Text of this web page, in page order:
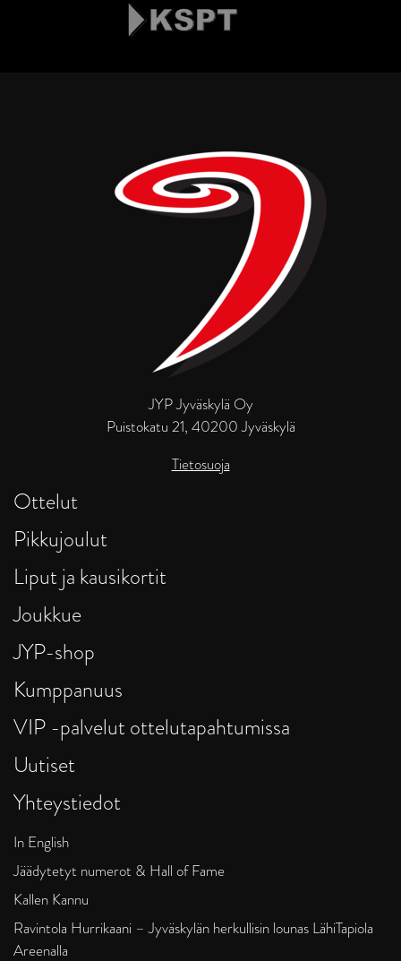
JYP Jyväskylä Oy
Puistokatu 21, 40200 Jyväskylä
Tietosuoja
Ottelut
Pikkujoulut
Liput ja kausikortit
Joukkue
JYP-shop
Kumppanuus
VIP -palvelut ottelutapahtumissa
Uutiset
Yhteystiedot
In English
Jäädytetyt numerot & Hall of Fame
Kallen Kannu
Ravintola Hurrikaani – Jyväskylän herkullisin lounas LähiTapiola
Areenalla